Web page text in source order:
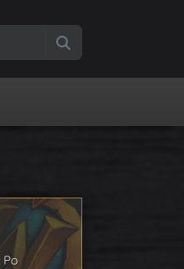
Po